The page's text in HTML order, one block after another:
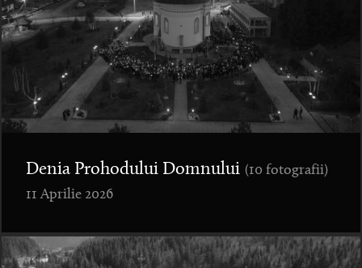
Denia Prohodului Domnului (10 fotografii)
11 Aprilie 2026